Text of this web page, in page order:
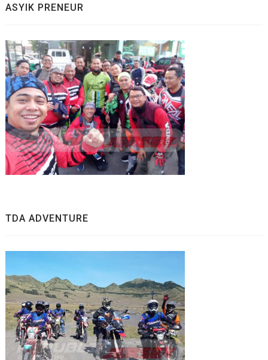
ASYIK PRENEUR
TDA ADVENTURE